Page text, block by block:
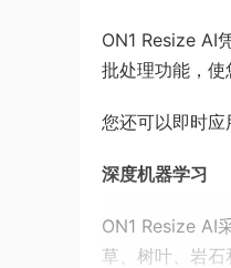
ON1 Resize AI
批处理功能，使
您还可以即时应
深度机器学习
ON1 Resize AI
草、树叶、岩